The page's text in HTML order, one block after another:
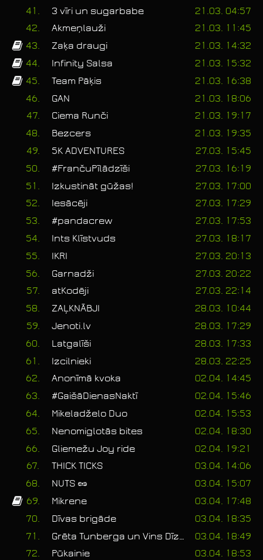
41.
3 vīri un sugarbabe
21.03. 04:57
42.
Akmeņlauži
21.03. 11:45
43.
Zaķa draugi
21.03. 14:32
44.
Infinity Salsa
21.03. 15:32
45.
Team Pāķis
21.03. 16:38
46.
GAN
21.03. 18:06
47.
Ciema Runči
21.03. 19:17
48.
Bezcers
21.03. 19:35
49.
5K ADVENTURES
27.03. 15:45
50.
#FrančuPīlādzīši
27.03. 16:19
51.
Izkustināt gūžas!
27.03. 17:00
52.
Iesācēji
27.03. 17:29
53.
#pandacrew
27.03. 17:53
54.
Ints Klīstvuds
27.03. 18:17
55.
IKRI
27.03. 20:13
56.
Garnadži
27.03. 20:22
57.
atKodēji
27.03. 22:14
58.
ZAĻKNĀBJI
28.03. 10:44
59.
Jenoti.lv
28.03. 17:29
60.
Latgalīši
28.03. 17:33
61.
Izcilnieki
28.03. 22:25
62.
Anonīmā kvoka
02.04. 14:45
63.
#GaišāDienasNaktī
02.04. 15:46
64.
Mikeladželo Duo
02.04. 15:53
65.
Nenomiglotās bites
02.04. 18:30
66.
Gliemežu Joy ride
02.04. 19:21
67.
THICK TICKS
03.04. 14:06
68.
NUTS 🥜
03.04. 15:07
69.
Mikrene
03.04. 17:48
70.
Dīvas brigāde
03.04. 18:35
71.
03.04. 18:49
72.
Pūkainie
03.04. 18:53